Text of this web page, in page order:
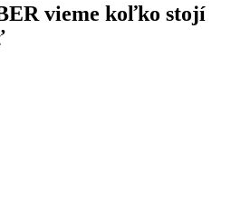
vieme koľko stojí